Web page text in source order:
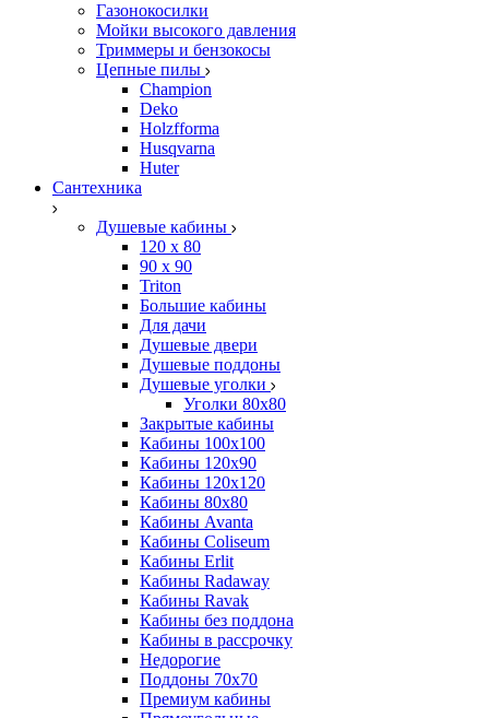
Газонокосилки
Мойки высокого давления
Триммеры и бензокосы
Цепные пилы
Champion
Deko
Holzfforma
Husqvarna
Huter
Сантехника
Душевые кабины
120 x 80
90 х 90
Triton
Большие кабины
Для дачи
Душевые двери
Душевые поддоны
Душевые уголки
Уголки 80х80
Закрытые кабины
Кабины 100x100
Кабины 120x90
Кабины 120х120
Кабины 80х80
Кабины Avanta
Кабины Coliseum
Кабины Erlit
Кабины Radaway
Кабины Ravak
Кабины без поддона
Кабины в рассрочку
Недорогие
Поддоны 70x70
Премиум кабины